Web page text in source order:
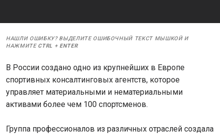
НАШЛИ ОШИБКУ? ВЫДЕЛИТЕ ОШИБОЧНЫЙ ТЕКСТ МЫШКОЙ И
НАЖМИТЕ CTRL + ENTER
В России создано одно из крупнейших в Европе
спортивных консалтинговых агентств, которое
управляет материальными и нематериальными
активами более чем 100 спортсменов.
Группа профессионалов из различных отраслей создала